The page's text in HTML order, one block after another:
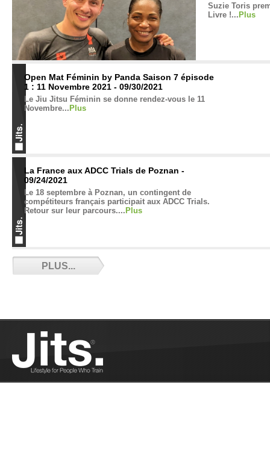
Suzie Toris
Livre !... Plus
Open Mat Féminin by Panda Saison 7 épisode
1 : 11 Novembre 2021 - 09/30/2021
Le Jiu Jitsu Féminin se donne rendez-vous le 11
Novembre... Plus
La France aux ADCC Trials de Poznan -
09/24/2021
Le 18 septembre à Poznan, un contingent de
compétiteurs français participait aux ADCC Trials.
Retour sur leur parcours.... Plus
Harcèlement sexuel dans le JJB : la parole se
libère - 08/20/2021
Harcèlement sexuel dans le JJB : la parole se
PLUS...